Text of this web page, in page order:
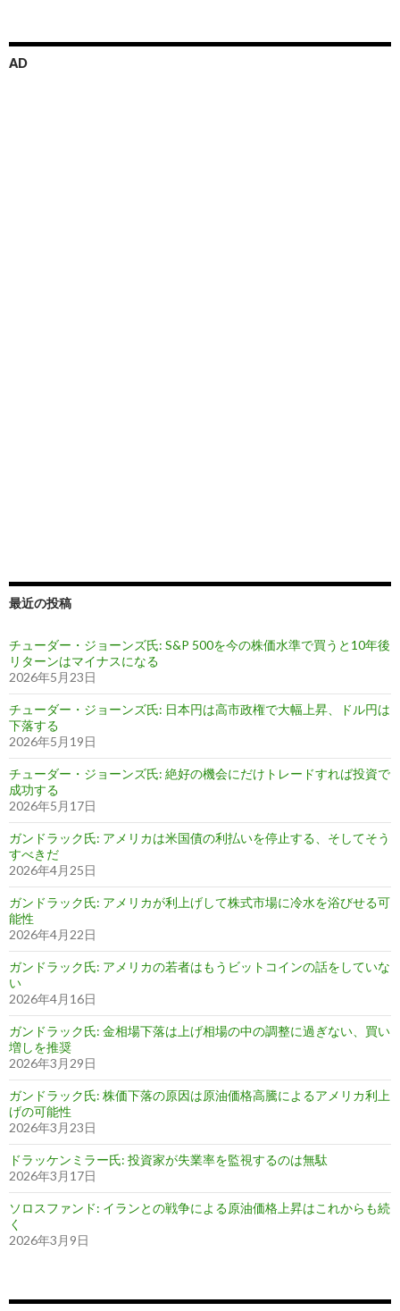
AD
最近の投稿
チューダー・ジョーンズ氏: S&P 500を今の株価水準で買うと10年後
リターンはマイナスになる
2026年5月23日
チューダー・ジョーンズ氏: 日本円は高市政権で大幅上昇、ドル円は
下落する
2026年5月19日
チューダー・ジョーンズ氏: 絶好の機会にだけトレードすれば投資で
成功する
2026年5月17日
ガンドラック氏: アメリカは米国債の利払いを停止する、そしてそう
すべきだ
2026年4月25日
ガンドラック氏: アメリカが利上げして株式市場に冷水を浴びせる可
能性
2026年4月22日
ガンドラック氏: アメリカの若者はもうビットコインの話をしていな
い
2026年4月16日
ガンドラック氏: 金相場下落は上げ相場の中の調整に過ぎない、買い
増しを推奨
2026年3月29日
ガンドラック氏: 株価下落の原因は原油価格高騰によるアメリカ利上
げの可能性
2026年3月23日
ドラッケンミラー氏: 投資家が失業率を監視するのは無駄
2026年3月17日
ソロスファンド: イランとの戦争による原油価格上昇はこれからも続
く
2026年3月9日